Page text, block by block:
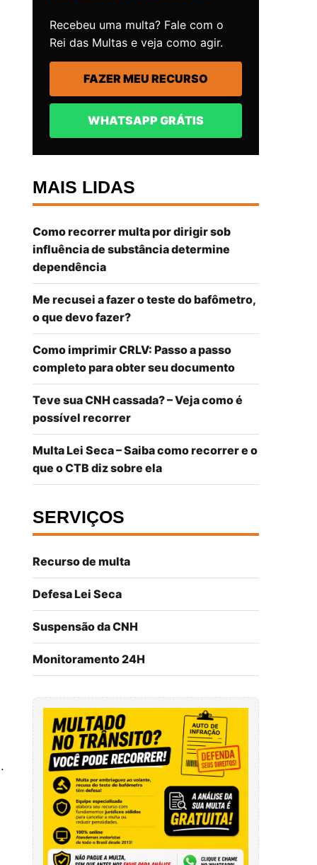
Recebeu uma multa? Fale com o
Rei das Multas e veja como agir.
FAZER MEU RECURSO
WHATSAPP GRÁTIS
MAIS LIDAS
Como recorrer multa por dirigir sob
influência de substância determine
dependência
Me recusei a fazer o teste do bafômetro,
o que devo fazer?
Como imprimir CRLV: Passo a passo
completo para obter seu documento
Teve sua CNH cassada? – Veja como é
possível recorrer
Multa Lei Seca – Saiba como recorrer e o
que o CTB diz sobre ela
SERVIÇOS
Recurso de multa
Defesa Lei Seca
Suspensão da CNH
Monitoramento 24H